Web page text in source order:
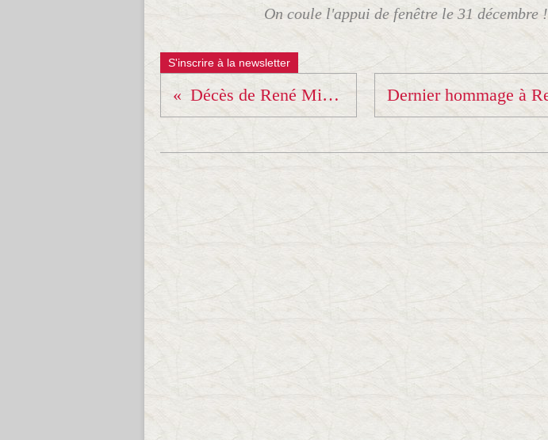
On coule l'appui de fenêtre le 31 décembre !
S'inscrire à la newsletter
Décès de René Miksa.